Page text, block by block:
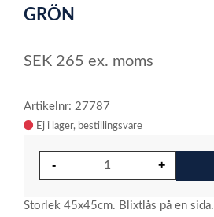
1
GRÖN
SEK 265 ex. moms
Artikelnr: 27787
Ej i lager
Storlek 45x45cm. Blixtlås på en sida.